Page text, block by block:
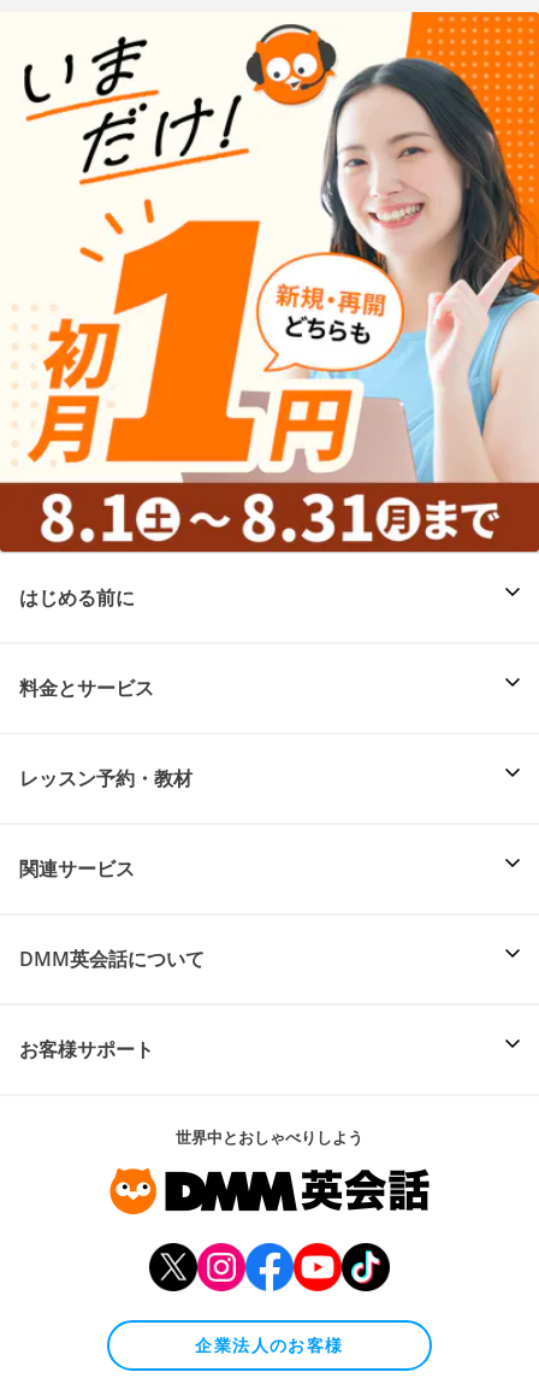
はじめる前に
料金とサービス
レッスン予約・教材
関連サービス
DMM英会話について
お客様サポート
世界中とおしゃべりしよう
企業法人のお客様